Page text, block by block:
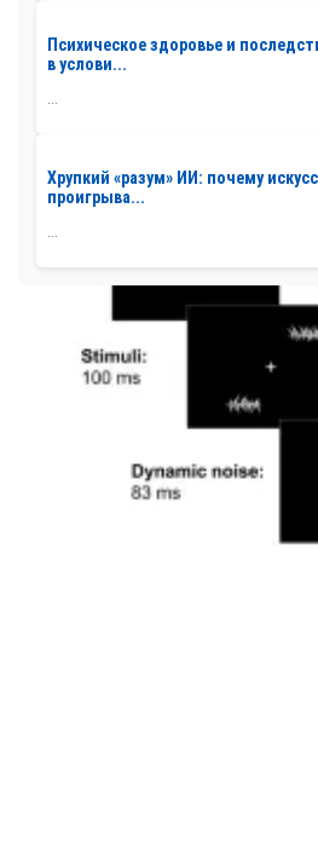
Психическое здоровье и
в услови...
...
Хрупкий «разум» ИИ: почему
проигрыва...